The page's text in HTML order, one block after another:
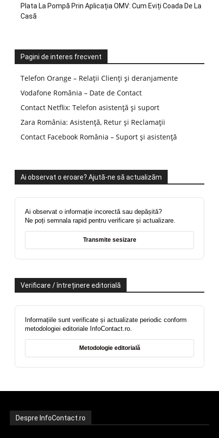
Plata La Pompă Prin Aplicația OMV: Cum Eviți Coada De La
Casă
Pagini de interes frecvent
Telefon Orange – Relații Clienți și deranjamente
Vodafone România – Date de Contact
Contact Netflix: Telefon asistență și suport
Zara România: Asistență, Retur și Reclamații
Contact Facebook România – Suport și asistență
Ai observat o eroare? Ajută-ne să actualizăm
Ai observat o informație incorectă sau depășită?
Ne poți semnala rapid pentru verificare și actualizare.
Transmite sesizare
Verificare / întreținere editorială
Informațiile sunt verificate și actualizate periodic conform
metodologiei editoriale InfoContact.ro.
Metodologie editorială
Despre InfoContact.ro